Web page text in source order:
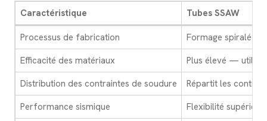
Caractéristique Tubes SSAW
Processus de fabrication
Formage spiralé à
Efficacité des matériaux
Plus élevé — utilise
Distribution des contraintes de soudure
Répartit les
Performance sismique
Flexibilité